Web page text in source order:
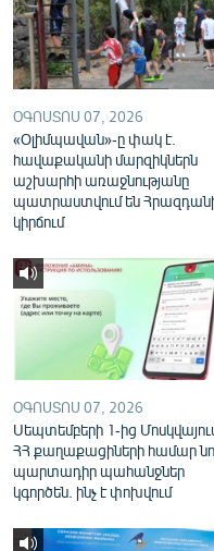
English
Русский
ՀԵՏԵՎԵՔ ՄԵԶ
«Ազատության» բոլոր
ՕԳՈՍՏՈՍ 07, 2026
«Օլիմպավան»-ը փակ է.
հավաքականի մարզիկներն
աշխարհի առաջնությանը
պատրաստվում են
կիրճում
ՕԳՈՍՏՈՍ 07, 2026
Սեպտեմբերի 1-ից
ՀՀ քաղաքացիների համար
պարտադիր պահանջներ
կգործեն. ինչ է փոխվում